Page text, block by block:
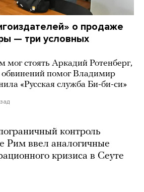
о продаже
— три условных
мог стоять Аркадий Ротенберг,
обвинений помог Владимир
«Русская служба Би-би-си»
контроль
Рим ввел аналогичные
кризиса в Сеуте